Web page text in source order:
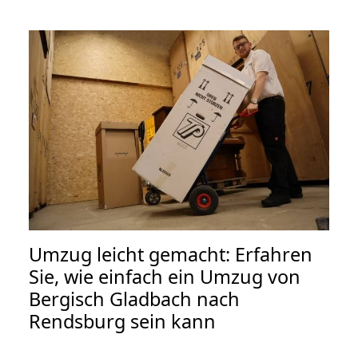
Umzug leicht gemacht: Erfahren
Sie, wie einfach ein Umzug von
Bergisch Gladbach nach
Rendsburg sein kann